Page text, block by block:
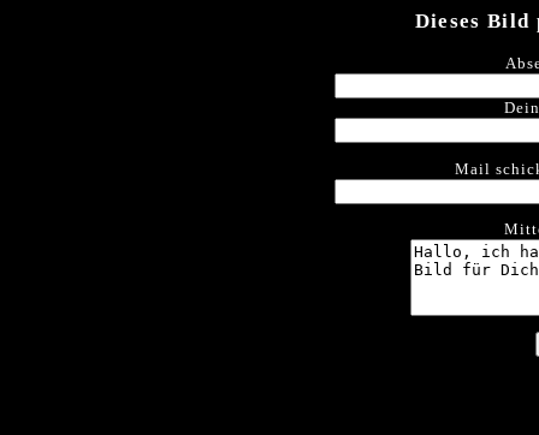
Dieses
Mail